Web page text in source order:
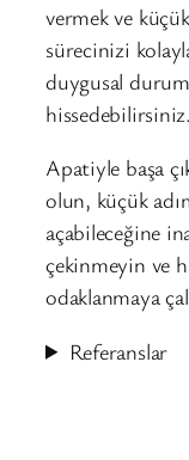
vermek ve
sürecinizi
duygusal
hissedebilirsiniz.
Apatiyle başa
olun, küçük
açabileceğine
çekinmeyin ve
odaklanmaya
Referanslar